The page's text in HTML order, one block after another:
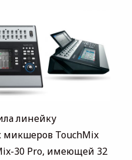
линейку
TouchMix
30 Pro, имеющей 32